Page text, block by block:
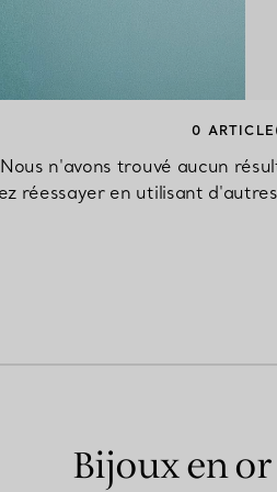
expert en diamants Tiffany.
0
Nous n'avons trouvé aucun
réessayer en utilisant
Bijoux en or